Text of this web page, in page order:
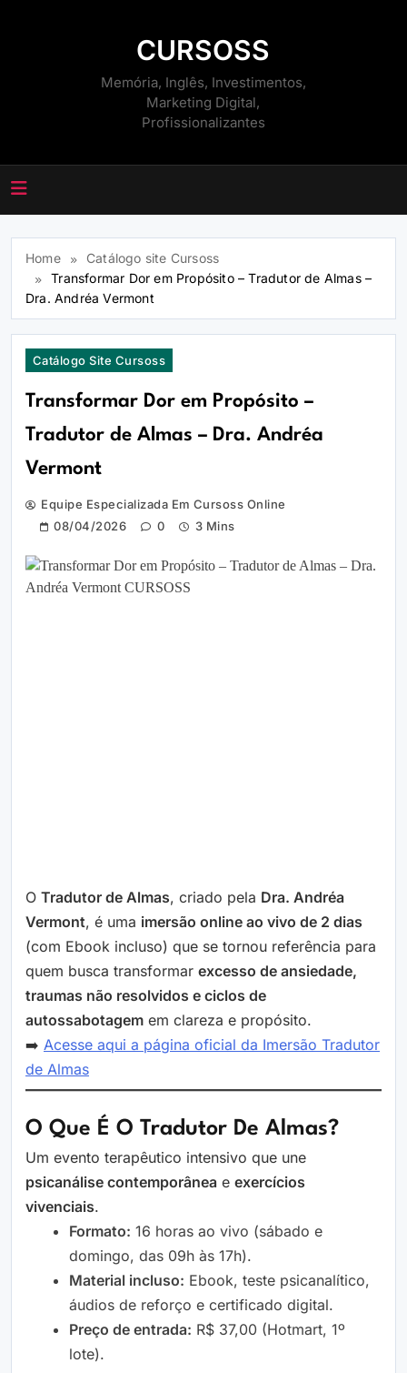
CURSOSS
Memória, Inglês, Investimentos,
Marketing Digital,
Profissionalizantes
Home
Catálogo site Cursoss
Transformar Dor em Propósito – Tradutor de Almas –
Dra. Andréa Vermont
Catálogo Site Cursoss
Transformar Dor em Propósito –
Tradutor de Almas – Dra. Andréa
Vermont
Equipe Especializada Em Cursoss Online
08/04/2026
0 3 Mins
O Tradutor de Almas, criado pela Dra. Andréa
Vermont, é uma imersão online ao vivo de 2 dias
(com Ebook incluso) que se tornou referência para
quem busca transformar excesso de ansiedade,
traumas não resolvidos e ciclos de
autossabotagem em clareza e propósito.
➡️ Acesse aqui a página oficial da Imersão Tradutor
de Almas
O Que É O Tradutor De Almas?
Um evento terapêutico intensivo que une
psicanálise contemporânea e exercícios
vivenciais.
Formato: 16 horas ao vivo (sábado e
domingo, das 09h às 17h).
Material incluso: Ebook, teste psicanalítico,
áudios de reforço e certificado digital.
Preço de entrada: R$ 37,00 (Hotmart, 1º
lote).